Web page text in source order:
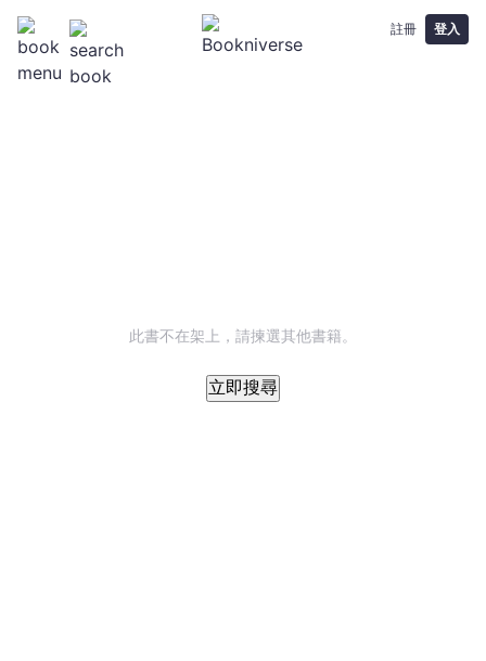
註冊 登入
此書不在架上，請揀選其他書籍。
立即搜尋